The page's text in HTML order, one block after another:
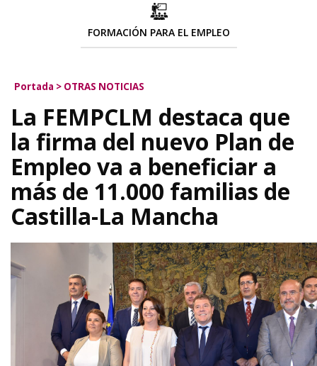
FORMACIÓN PARA EL EMPLEO
Portada > OTRAS NOTICIAS
La FEMPCLM destaca que
la firma del nuevo Plan de
Empleo va a beneficiar a
más de 11.000 familias de
Castilla-La Mancha